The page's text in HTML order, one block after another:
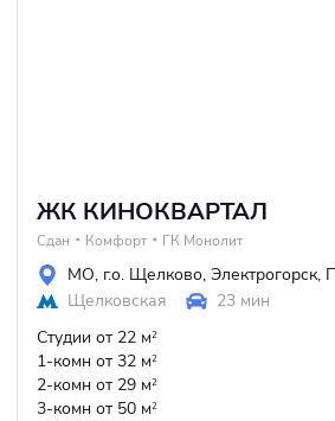
ЖК КИНОКВАРТАЛ
Сдан Комфорт ГК Монолит
МО, г.о. Щелково, Электрогорск,
Щелковская
23 мин
Студии от 22 м2
1-комн от 32 м2
2-комн от 29 м2
3-комн от 50 м2